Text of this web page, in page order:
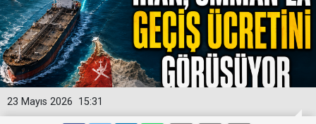
15:31
23 Mayıs 2026